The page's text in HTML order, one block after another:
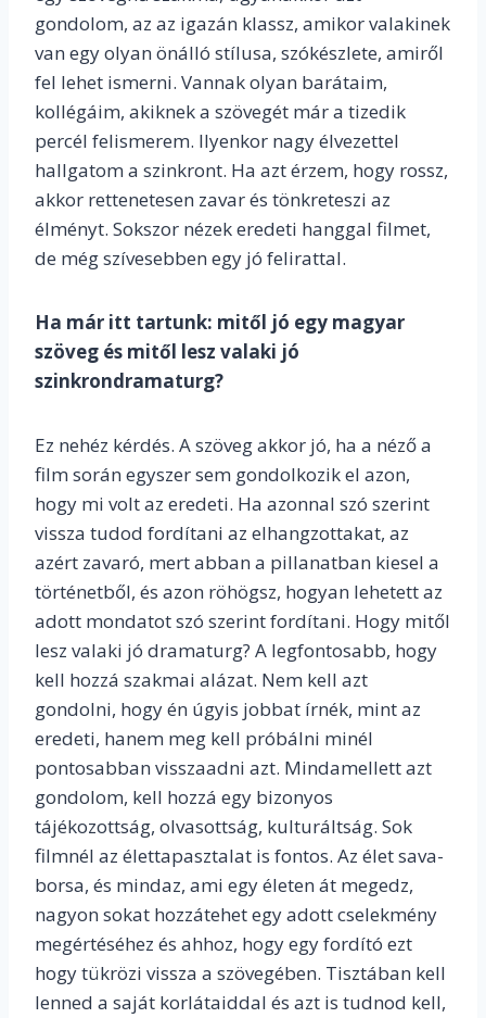
gondolom, az az igazán klassz, amikor valakinek
van egy olyan önálló stílusa, szókészlete, amiről
fel lehet ismerni. Vannak olyan barátaim,
kollégáim, akiknek a szövegét már a tizedik
percél felismerem. Ilyenkor nagy élvezettel
hallgatom a szinkront. Ha azt érzem, hogy rossz,
akkor rettenetesen zavar és tönkreteszi az
élményt. Sokszor nézek eredeti hanggal filmet,
de még szívesebben egy jó felirattal.
Ha már itt tartunk: mitől jó egy magyar
szöveg és mitől lesz valaki jó
szinkrondramaturg?
Ez nehéz kérdés. A szöveg akkor jó, ha a néző a
film során egyszer sem gondolkozik el azon,
hogy mi volt az eredeti. Ha azonnal szó szerint
vissza tudod fordítani az elhangzottakat, az
azért zavaró, mert abban a pillanatban kiesel a
történetből, és azon röhögsz, hogyan lehetett az
adott mondatot szó szerint fordítani. Hogy mitől
lesz valaki jó dramaturg? A legfontosabb, hogy
kell hozzá szakmai alázat. Nem kell azt
gondolni, hogy én úgyis jobbat írnék, mint az
eredeti, hanem meg kell próbálni minél
pontosabban visszaadni azt. Mindamellett azt
gondolom, kell hozzá egy bizonyos
tájékozottság, olvasottság, kulturáltság. Sok
filmnél az élettapasztalat is fontos. Az élet sava-
borsa, és mindaz, ami egy életen át megedz,
nagyon sokat hozzátehet egy adott cselekmény
megértéséhez és ahhoz, hogy egy fordító ezt
hogy tükrözi vissza a szövegében. Tisztában kell
lenned a saját korlátaiddal és azt is tudnod kell,